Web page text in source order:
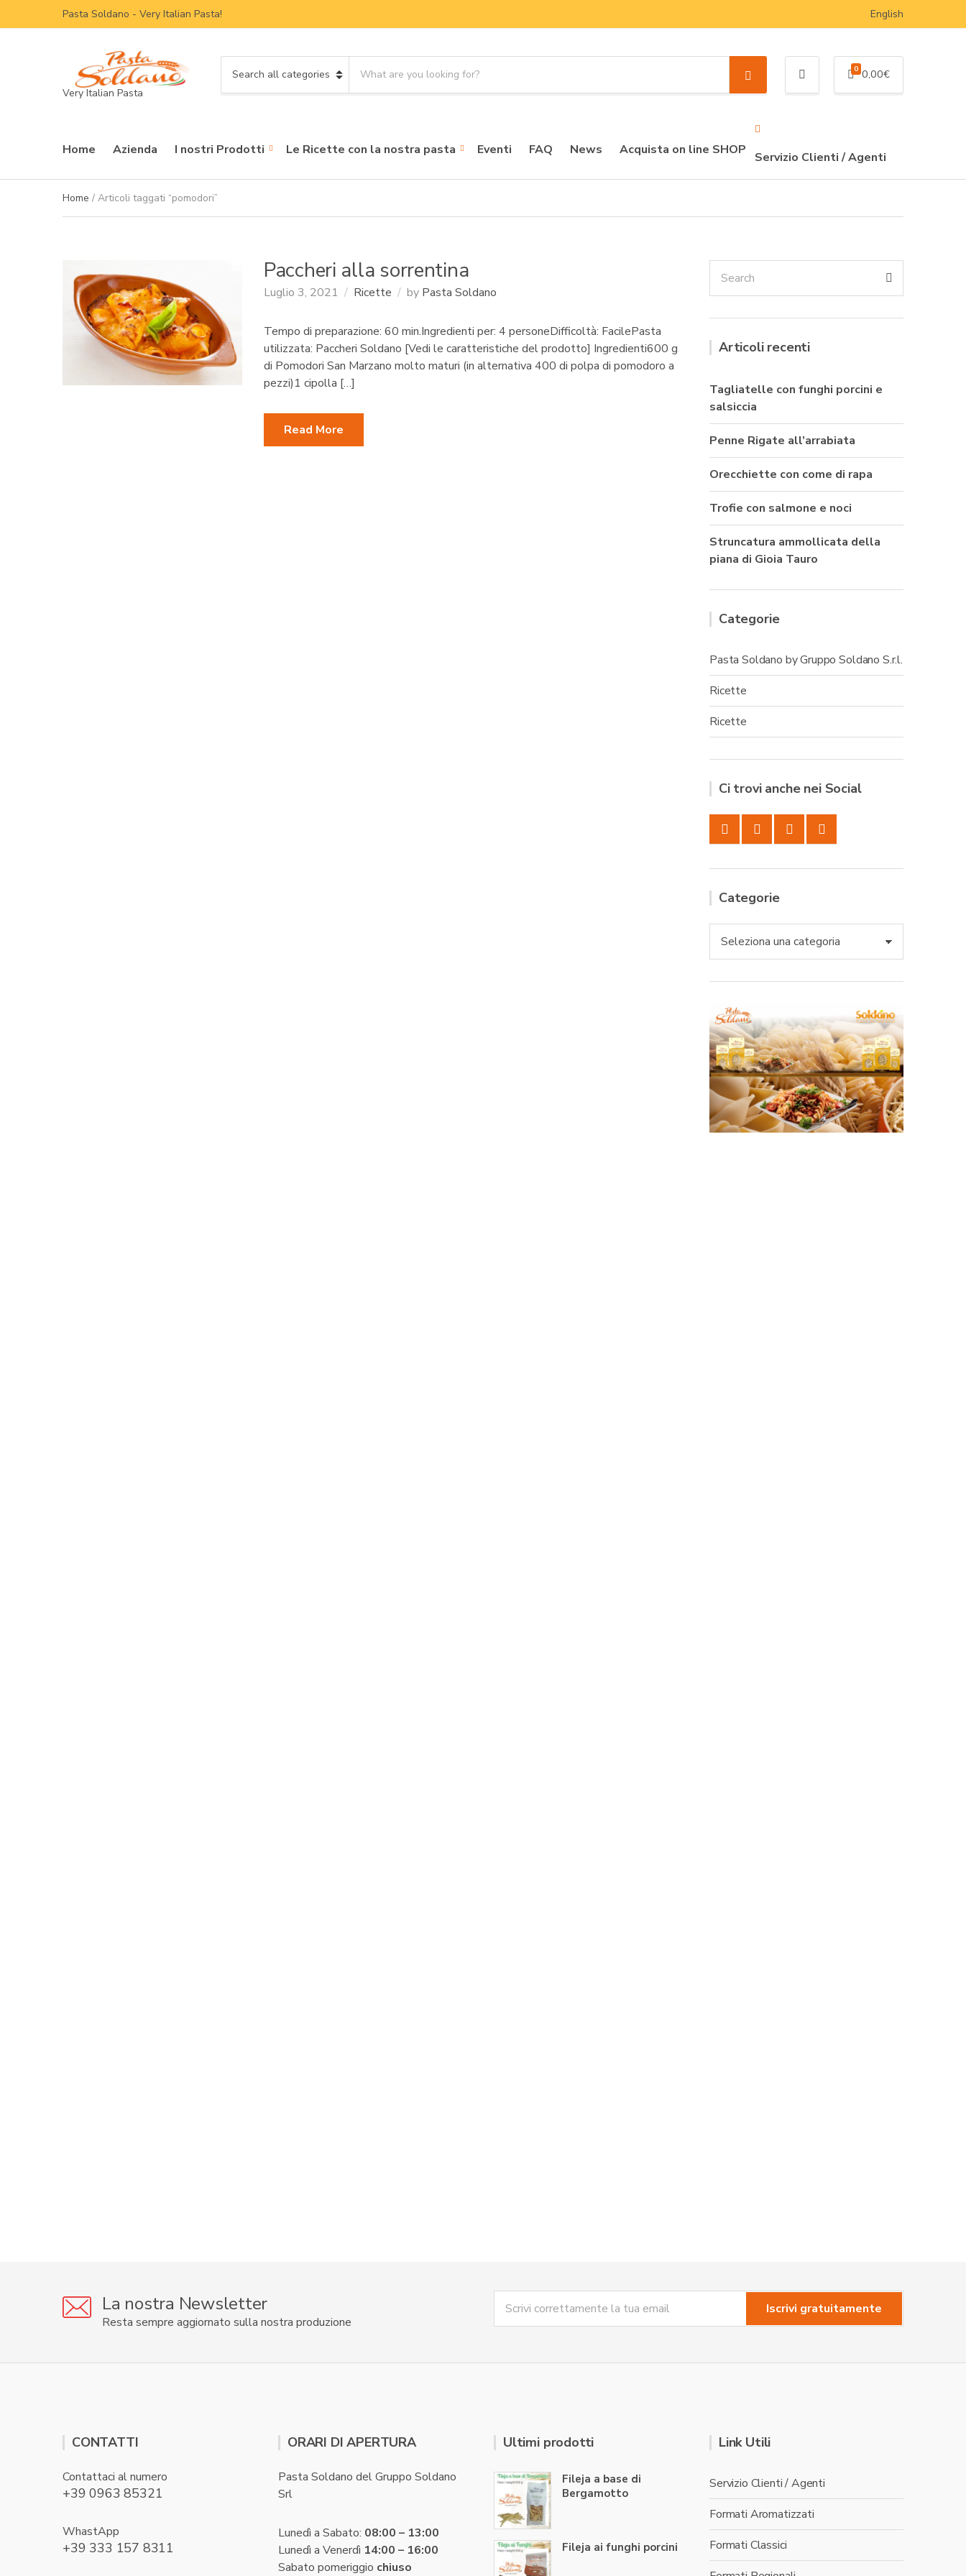
Pasta Soldano - Very Italian Pasta! English
Very Italian Pasta
a
g
r
a
p
u
s
S
e
0 0,00€
Home Azienda I nostri Prodotti Le Ricette con la nostra pasta Eventi FAQ News Acquista on line SHOP Servizio Clienti / Agenti
Home / Articoli taggati “pomodori”
Paccheri alla sorrentina
Luglio 3, 2021 Ricette by Pasta Soldano
Tempo di preparazione: 60 min.Ingredienti per: 4 personeDifficoltà: FacilePasta
utilizzata: Paccheri Soldano [Vedi le caratteristiche del prodotto] Ingredienti600 g
di Pomodori San Marzano molto maturi (in alternativa 400 di polpa di pomodoro a
pezzi)1 cipolla […]
Read More
for:
Articoli recenti
Tagliatelle con funghi porcini e
salsiccia
Penne Rigate all’arrabiata
Orecchiette con come di rapa
Trofie con salmone e noci
Struncatura ammollicata della
piana di Gioia Tauro
Categorie
Pasta Soldano by Gruppo Soldano S.r.l.
Ricette
Ricette
Ci trovi anche nei Social
Categorie
La nostra Newsletter
Resta sempre aggiornato sulla nostra produzione
CONTATTI
Contattaci al numero
+39 0963 85321
WhastApp
+39 333 157 8311
ORARI DI APERTURA
Pasta Soldano del Gruppo Soldano
Srl
Lunedì a Sabato: 08:00 – 13:00
Lunedì a Venerdì 14:00 – 16:00
Sabato pomeriggio chiuso
Ultimi prodotti
Fileja a base di
Bergamotto
Fileja ai funghi porcini
Link Utili
Servizio Clienti / Agenti
Formati Aromatizzati
Formati Classici